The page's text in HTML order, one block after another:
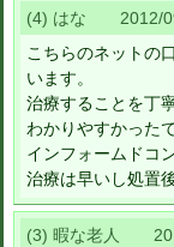
(4) はな 2012/
こちらのネットの
います。
治療することを丁
わかりやすかったで
インフォームドコ
治療は早いし処置
(3) 暇な老人